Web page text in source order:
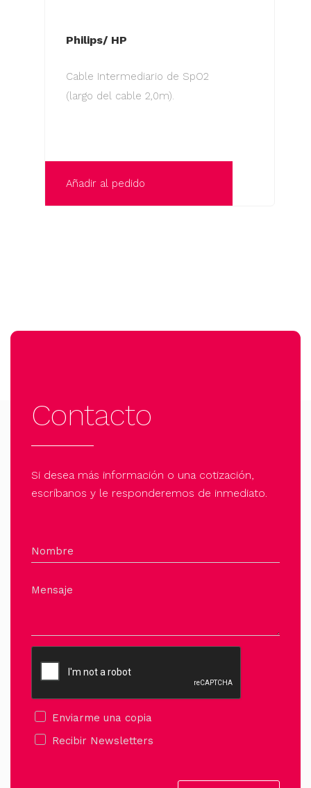
Philips/ HP
Cable Intermediario de SpO2
(largo del cable 2,0m).
Añadir al pedido
Contacto
Si desea más información o una cotización,
escríbanos y le responderemos de inmediato.
Nombre
Mensaje
Enviarme una copia
Recibir Newsletters